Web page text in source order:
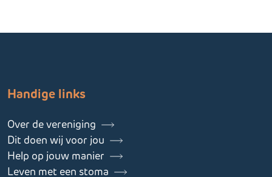
Handige links
Over de vereniging
Dit doen wij voor jou
Help op jouw manier
Leven met een stoma